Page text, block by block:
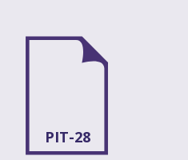
PIT-28